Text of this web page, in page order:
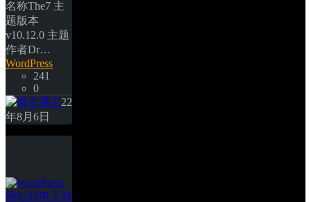
名称The7 主
题版本
v10.12.0 主题
作者Dr…
WordPress
241
0
博主22
年8月6日